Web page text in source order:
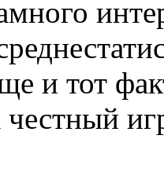
и тот
честный